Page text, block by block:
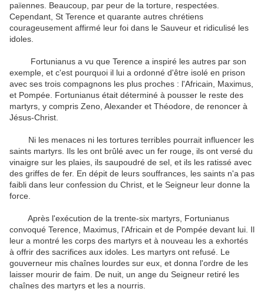
païennes. Beaucoup, par peur de la torture, respectées.
Cependant, St Terence et quarante autres chrétiens
courageusement affirmé leur foi dans le Sauveur et ridiculisé les
idoles.
Fortunianus a vu que Terence a inspiré les autres par son
exemple, et c'est pourquoi il lui a ordonné d'être isolé en prison
avec ses trois compagnons les plus proches : l'Africain, Maximus,
et Pompée. Fortunianus était déterminé à pousser le reste des
martyrs, y compris Zeno, Alexander et Théodore, de renoncer à
Jésus-Christ.
Ni les menaces ni les tortures terribles pourrait influencer les
saints martyrs. Ils les ont brûlé avec un fer rouge, ils ont versé du
vinaigre sur les plaies, ils saupoudré de sel, et ils les ratissé avec
des griffes de fer. En dépit de leurs souffrances, les saints n'a pas
faibli dans leur confession du Christ, et le Seigneur leur donne la
force.
Après l'exécution de la trente-six martyrs, Fortunianus
convoqué Terence, Maximus, l'Africain et de Pompée devant lui. Il
leur a montré les corps des martyrs et à nouveau les a exhortés
à offrir des sacrifices aux idoles. Les martyrs ont refusé. Le
gouverneur mis chaînes lourdes sur eux, et donna l'ordre de les
laisser mourir de faim. De nuit, un ange du Seigneur retiré les
chaînes des martyrs et les a nourris.